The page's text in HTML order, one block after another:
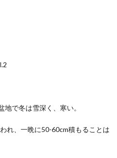
で冬は雪深く、寒い。
れ、一晩に50-60cm積もることは